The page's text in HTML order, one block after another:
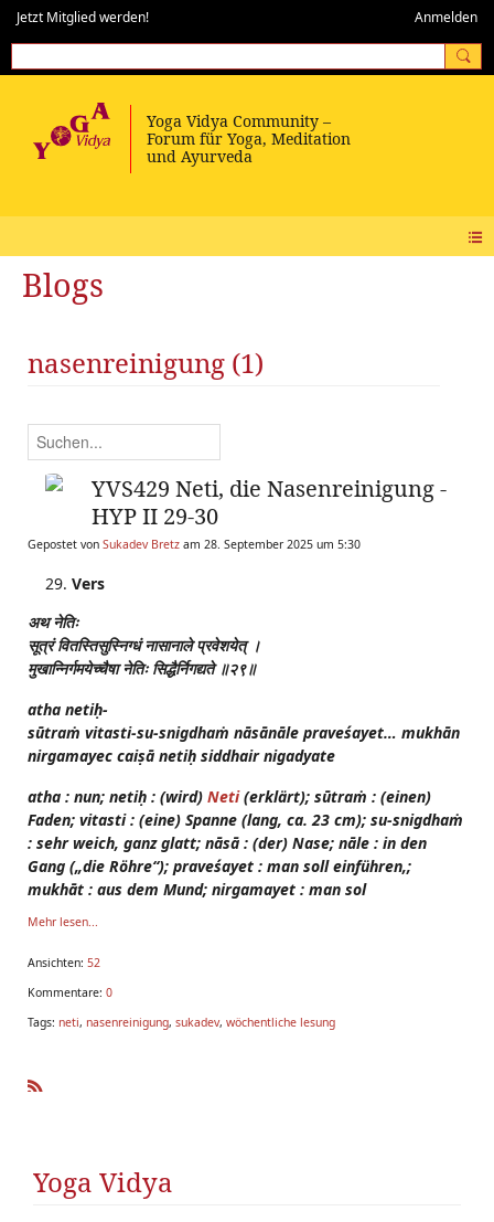
Jetzt Mitglied werden! Anmelden
Blogs
nasenreinigung (1)
YVS429 Neti, die Nasenreinigung -
HYP II 29-30
Gepostet von Sukadev Bretz am 28. September 2025 um 5:30
Vers
अथ नेतिः
सूत्रं वितस्तिसुस्निग्धं नासानाले प्रवेशयेत् ।
मुखान्निर्गमयेच्चैषा नेतिः सिद्धैर्निगद्यते ॥२९॥
atha netiḥ-
sūtraṁ vitasti-su-snigdhaṁ nāsānāle praveśayet… mukhān
nirgamayec caiṣā netiḥ siddhair nigadyate
atha : nun; netiḥ : (wird) Neti(erklärt); sūtraṁ : (einen)
Faden; vitasti : (eine) Spanne (lang, ca. 23 cm); su-snigdhaṁ
: sehr weich, ganz glatt; nāsā : (der) Nase; nāle : in den
Gang („die Röhre“); praveśayet : man soll einführen,;
mukhāt : aus dem Mund; nirgamayet : man sol
Mehr lesen...
Ansichten: 52
Kommentare: 0
Tags: neti, nasenreinigung, sukadev, wöchentliche lesung
Yoga Vidya